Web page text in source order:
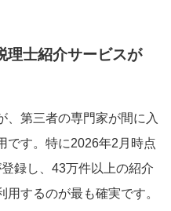
理士紹介サービスが
、第三者の専門家が間に入
です。特に2026年2月時点
録し、43万件以上の紹介
するのが最も確実です。